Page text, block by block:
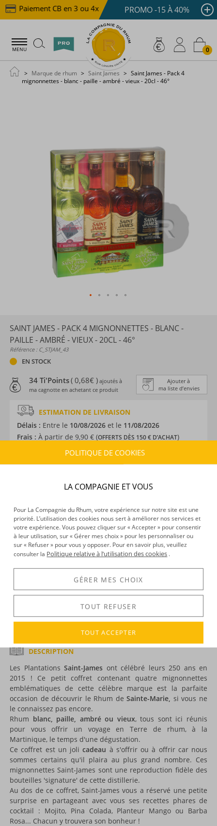
Paiement CB en 3 ou 4x dès 100 € Livraison offerte
PROMO -15 À 40%
MENU 0
Marque de rhum Saint James
Saint James - Pack 4
mignonnettes - blanc - paille - ambré - vieux - 20cl - 46°
SAINT JAMES - PACK 4 MIGNONNETTES - BLANC -
PAILLE - AMBRÉ - VIEUX - 20CL - 46°
Référence : C_STJAM_43
EN STOCK
Ajouter à
ma liste d’envies
34 Ti'Points( 0,68€ ) ajoutés à
ma cagnotte en achetant ce produit
ESTIMATION DE LIVRAISON
Délais : Entre le 10/08/2026 et le 11/08/2026
Frais : À partir de 9,90 € (OFFERTS DÈS 150 € D’ACHAT)
Rhum agricole
Label :AOC
Distillation :Colonne
Environnement de vieillissement :Tropical
Volume :20CL
Degré :46°
DÉCOUVERTE
Voir tous les produits :Saint James
DESCRIPTION
Les Plantations Saint-James ont célébré leurs 250 ans en
2015 ! Ce petit coffret contenant quatre mignonnettes
emblématiques de cette célèbre marque est la parfaite
occasion de découvrir le Rhum deSainte-Marie, si vous ne
le connaissez pas encore.
Rhum blanc, paille, ambré ou vieux, tous sont ici réunis
pour vous offrir un voyage en Terre de rhum, à la
Martinique, le temps d'une dégustation.
Ce coffret est un jolicadeau à s'offrir ou à offrir car nous
sommes certains qu'il plaira au plus grand nombre. Ces
mignonnettes Saint-James sont une reproduction fidèle des
bouteilles 'signature' de cette distillerie.
Au dos de ce coffret, Saint-James vous a réservé une petite
surprise en partageant avec vous ses recettes phares de
cocktail : Mojito, Pina Colada, Planteur Mango ou Barba
Rosa... Chacun y trouvera son bonheur !
POLITIQUE DE COOKIES
LA COMPAGNIE ET VOUS
Pour La Compagnie du Rhum, votre expérience sur notre site est une
priorité. L’utilisation des cookies nous sert à améliorer nos services et
votre expérience. Vous pouvez cliquer sur « Accepter » pour consentir
à leur utilisation, sur « Gérer mes choix » pour les personnaliser ou
sur « Refuser » pour vous y opposer. Pour en savoir plus, veuillez
consulter la Politique relative à l’utilisation des cookies .
GÉRER MES CHOIX
TOUT REFUSER
TOUT ACCEPTER